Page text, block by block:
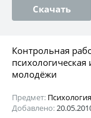
Скачать
Контрольная
молодёжи
Предмет: Психология
Добавлено: